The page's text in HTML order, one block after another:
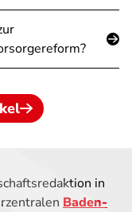
in
Baden-